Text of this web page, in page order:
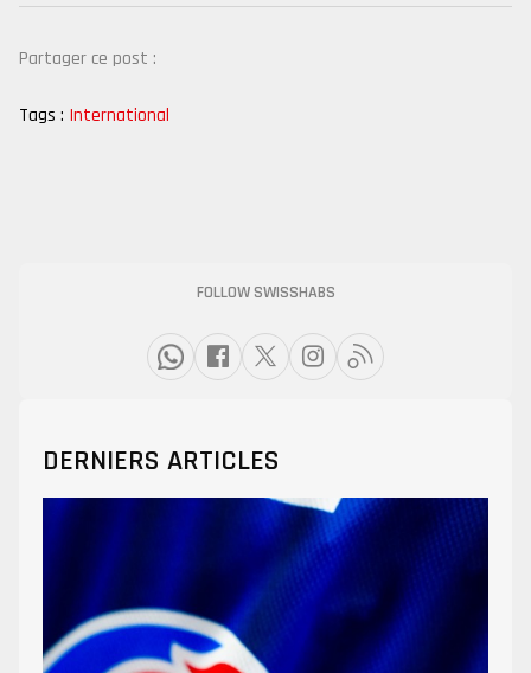
Partager ce post :
Tags : International
FOLLOW SWISSHABS
DERNIERS ARTICLES